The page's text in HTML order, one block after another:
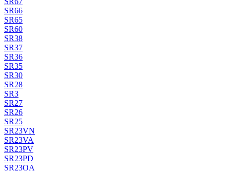
SR66
SR65
SR60
SR38
SR37
SR36
SR35
SR30
SR28
SR3
SR27
SR26
SR25
SR23VN
SR23VA
SR23PV
SR23PD
SR23OA